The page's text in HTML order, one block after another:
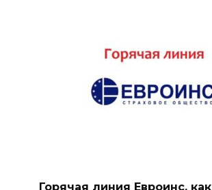
Горячая линия Евроинс, как